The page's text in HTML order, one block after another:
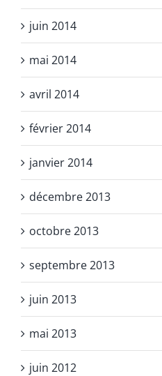
juin 2014
mai 2014
avril 2014
février 2014
janvier 2014
décembre 2013
octobre 2013
septembre 2013
juin 2013
mai 2013
juin 2012